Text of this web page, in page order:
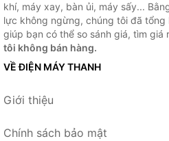
khí, máy xay, bàn ủi, máy sấy...
lực không ngừng, chúng tôi đã tổng
giúp bạn có thể so sánh giá, tìm giá
tôi không bán hàng.
VỀ ĐIỆN MÁY THANH
Giới thiệu
Chính sách bảo mật